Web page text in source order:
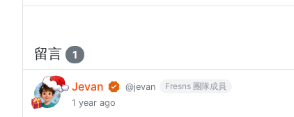
留言 1
Jevan @jevan
Fresns 團隊成員
1 year ago